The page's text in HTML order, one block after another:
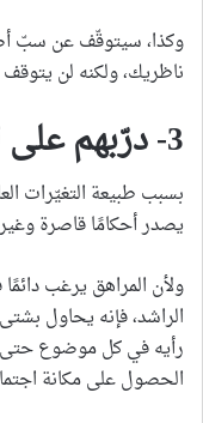
وكذا، سيتوقّف عن سبّ
ناظريك، ولكنه لن
3- درّبهم على التفكير بطريقة علمية
بسبب طبيعة التغيّرات
يصدر أحكامًا قاصرة
ولأن المراهق يرغب
الراشد، فإنه يحاول
رأيه في كل موضوع حتى
الحصول على مكانة